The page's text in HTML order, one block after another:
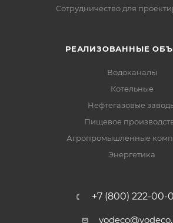
Сотрудничество для
РЕАЛИЗОВАННЫЕ
Водоканалы
Котельные
Нефтегазовые
Пищевое
Агропромышленные
Энергетика
+7 (800) 222-00-